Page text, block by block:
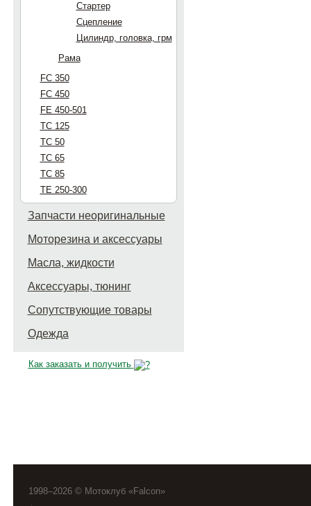
Стартер
Сцепление
Цилиндр, головка, грм
Рама
FC 350
FC 450
FE 450-501
TC 125
TC 50
TC 65
TC 85
TE 250-300
Запчасти неоригинальные
Моторезина и аксессуары
Масла, жидкости
Аксессуары, тюнинг
Сопутствующие товары
Одежда
Как заказать и получить
1998–2026 © Мотоклуб «Falcon»